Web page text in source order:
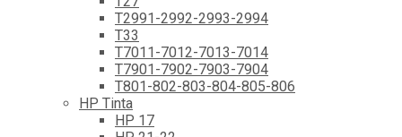
T2991-2992-2993-2994
T33
T7011-7012-7013-7014
T7901-7902-7903-7904
T801-802-803-804-805-806
HP Tinta
HP 17